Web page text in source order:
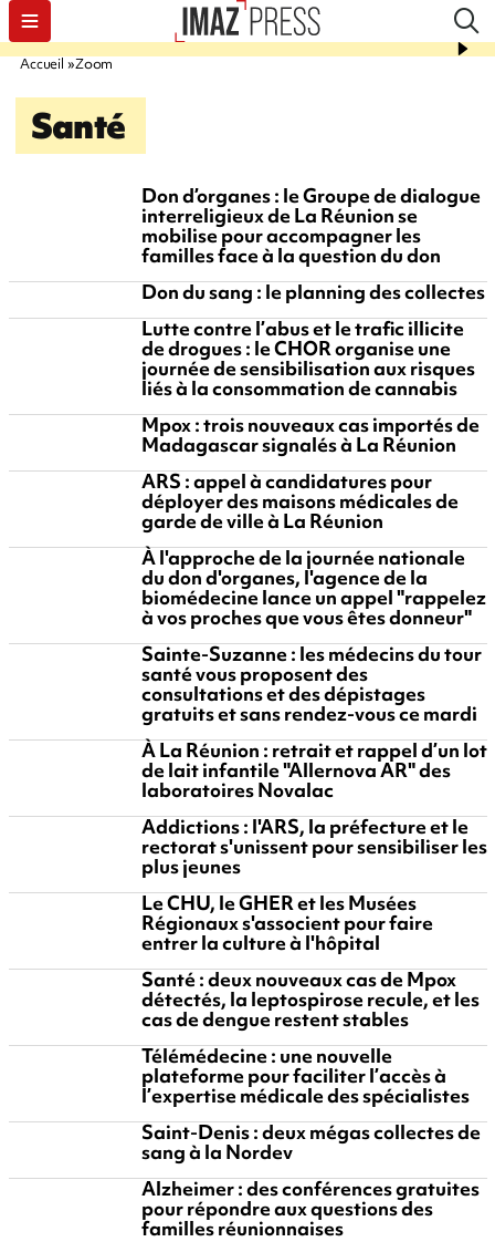
Accueil Zoom
Santé
Don d’organes : le Groupe de dialogue
interreligieux de La Réunion se
mobilise pour accompagner les
familles face à la question du don
Don du sang : le planning des collectes
Lutte contre l’abus et le trafic illicite
de drogues : le CHOR organise une
journée de sensibilisation aux risques
liés à la consommation de cannabis
Mpox : trois nouveaux cas importés de
Madagascar signalés à La Réunion
ARS : appel à candidatures pour
déployer des maisons médicales de
garde de ville à La Réunion
À l'approche de la journée nationale
du don d'organes, l'agence de la
biomédecine lance un appel "rappelez
à vos proches que vous êtes donneur"
Sainte-Suzanne : les médecins du tour
santé vous proposent des
consultations et des dépistages
gratuits et sans rendez-vous ce mardi
À La Réunion : retrait et rappel d’un lot
de lait infantile "Allernova AR" des
laboratoires Novalac
Addictions : l'ARS, la préfecture et le
rectorat s'unissent pour sensibiliser les
plus jeunes
Le CHU, le GHER et les Musées
Régionaux s'associent pour faire
entrer la culture à l'hôpital
Santé : deux nouveaux cas de Mpox
détectés, la leptospirose recule, et les
cas de dengue restent stables
Télémédecine : une nouvelle
plateforme pour faciliter l’accès à
l’expertise médicale des spécialistes
Saint-Denis : deux mégas collectes de
sang à la Nordev
Alzheimer : des conférences gratuites
pour répondre aux questions des
familles réunionnaises